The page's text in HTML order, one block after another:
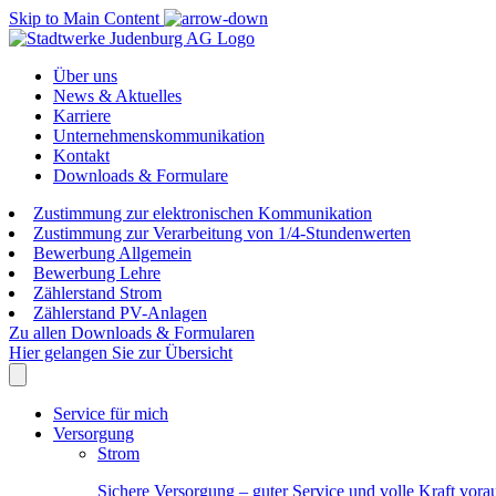
Skip to Main Content
Über uns
News & Aktuelles
Karriere
Unternehmenskommunikation
Kontakt
Downloads & Formulare
Zustimmung zur elektronischen Kommunikation
Zustimmung zur Verarbeitung von 1/4-Stundenwerten
Bewerbung Allgemein
Bewerbung Lehre
Zählerstand Strom
Zählerstand PV-Anlagen
Zu allen Downloads & Formularen
Hier gelangen Sie zur Übersicht
Service für mich
Versorgung
Strom
Sichere Versorgung – guter Service und volle Kraft